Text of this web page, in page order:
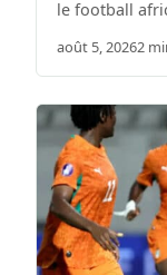
le football
août 5, 20262